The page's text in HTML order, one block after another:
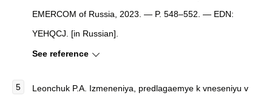
EMERCOM of Russia, 2023. — P. 548–552. — EDN:
YEHQCJ. [in Russian].
See reference
Leonchuk P.A. Izmeneniya, predlagaemye k vneseniyu v